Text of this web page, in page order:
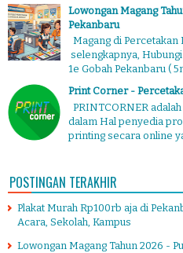
Lowongan Magang
Pekanbaru
Magang di
selengkapnya,
1e Gobah Pekanbaru (
Print Corner -
PRINTCORNER
dalam Hal penyedia
printing secara online
POSTINGAN TERAKHIR
Plakat Murah Rp100rb aja di
Acara, Sekolah, Kampus
Lowongan Magang Tahun 2026 -